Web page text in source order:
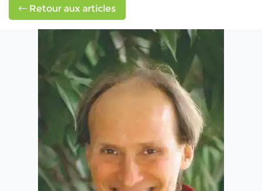
Retour aux articles